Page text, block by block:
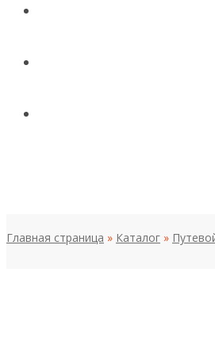
Главная страница » Каталог »